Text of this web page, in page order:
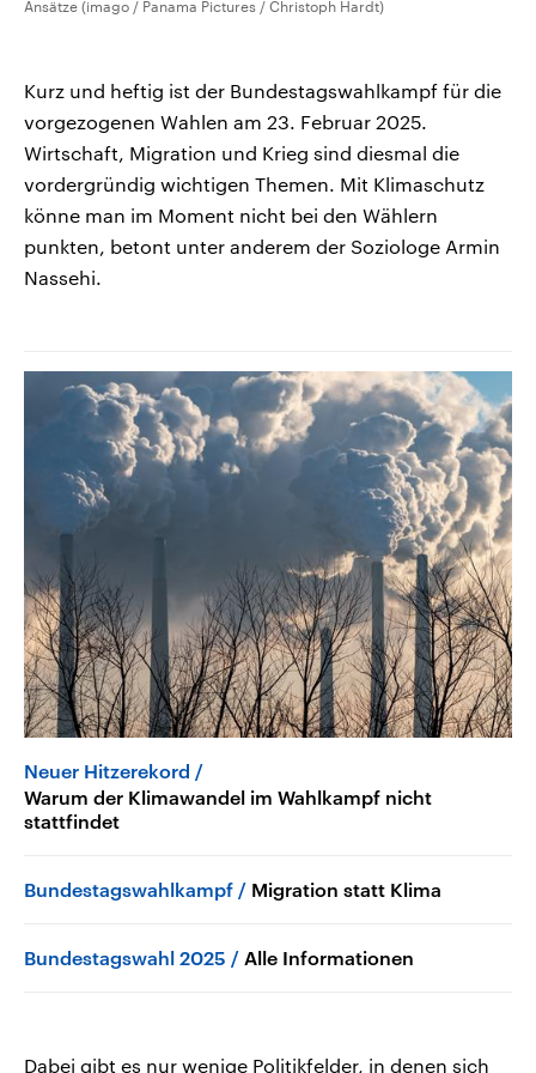
Ansätze (imago / Panama Pictures / Christoph Hardt)
Kurz und heftig ist der Bundestagswahlkampf für die
vorgezogenen Wahlen am 23. Februar 2025.
Wirtschaft, Migration und Krieg sind diesmal die
vordergründig wichtigen Themen. Mit Klimaschutz
könne man im Moment nicht bei den Wählern
punkten, betont unter anderem der Soziologe Armin
Nassehi.
Neuer Hitzerekord
Warum der Klimawandel im Wahlkampf nicht
stattfindet
Bundestagswahlkampf Migration statt Klima
Bundestagswahl 2025 Alle Informationen
Dabei gibt es nur wenige Politikfelder, in denen sich